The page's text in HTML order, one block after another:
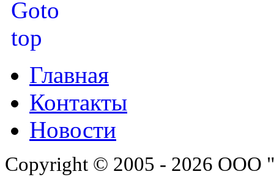
Главная
Контакты
Новости
Copyright © 2005 - 2026 ООО